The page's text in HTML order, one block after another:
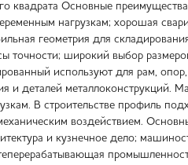
квадрата Основные
нагрузкам; хорошая
геометрия для
точности; широкий выбор
используют для рам,
и деталей металлоконструкций.
В строительстве профиль
воздействием.
и кузнечное дело;